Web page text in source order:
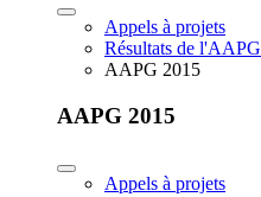
Appels à projets
Résultats de l'AAPG
AAPG 2015
AAPG 2015
Appels à projets